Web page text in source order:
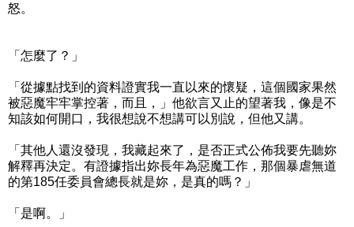
怒。
「怎麼了？」
「從據點找到的資料證實我一直以來的懷疑，這個國家果然
被惡魔牢牢掌控著，而且，」他欲言又止的望著我，像是不
知該如何開口，我很想說不想講可以別說，但他又講。
「其他人還沒發現，我藏起來了，是否正式公佈我要先聽妳
解釋再決定。有證據指出妳長年為惡魔工作，那個暴虐無道
的第185任委員會總長就是妳，是真的嗎？」
「是啊。」